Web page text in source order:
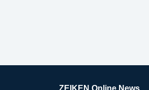
ZEIKEN Online News